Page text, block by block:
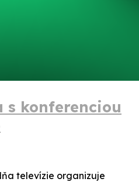
s konferenciou
televízie organizuje